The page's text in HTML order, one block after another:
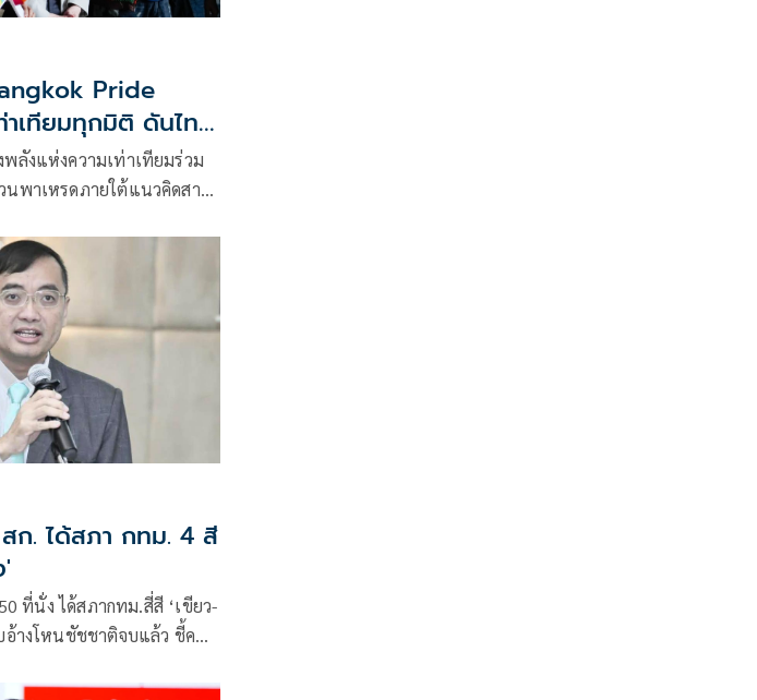
Pride
เทียมทุกมิติ ดันไทย
Pride 2030
ลังแห่งความเท่าเทียมร่วม
พาเหรดภายใต้แนวคิดสากล
. ได้สภา กทม. 4 สี
'
ที่นั่ง ได้สภากทม.สี่สี ‘เขียว-
างโหนชัชชาติจบแล้ว ชี้คน